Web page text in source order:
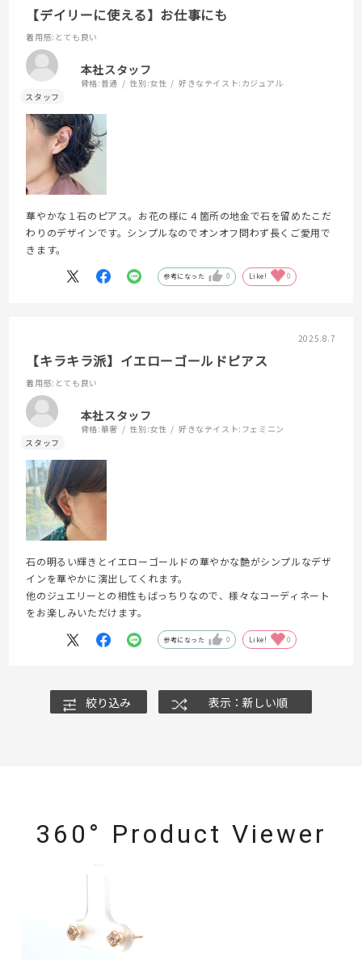
【デイリーに使える】お仕事にも
着用感:とても良い
本社スタッフ
骨格:普通 性別:女性 好きなテイスト: カジュアル
華やかな１石のピアス。お花の様に４箇所の地金で石を留めたこだ
わりのデザインです。シンプルなのでオンオフ問わず長くご愛用で
きます。
参考になった 0 Like! 0
2025.8.7
【キラキラ派】イエローゴールドピアス
着用感:とても良い
本社スタッフ
骨格:華奢 性別:女性 好きなテイスト: フェミニン
石の明るい輝きとイエローゴールドの華やかな艶がシンプルなデザ
インを華やかに演出してくれます。
他のジュエリーとの相性もばっちりなので、様々なコーディネート
をお楽しみいただけます。
参考になった 0 Like! 0
絞り込み 表示：新しい順
360° Product Viewer